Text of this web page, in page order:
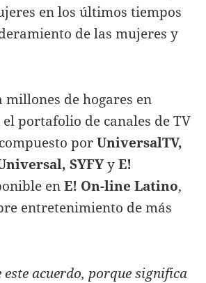
en los últimos tiempos
de las mujeres y
millones de hogares en
portafolio de canales de TV
porUniversalTV,
SYFYyE!
enE! On-line Latino,
entretenimiento de más
acuerdo, porque significa